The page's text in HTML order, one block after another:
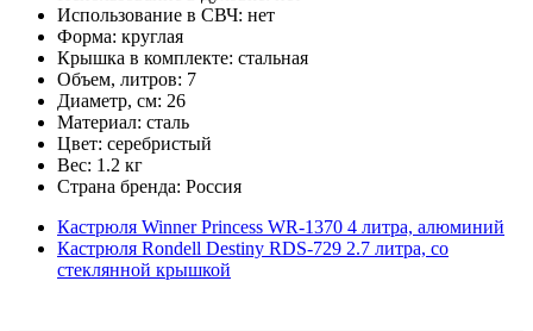
Использование в СВЧ: нет
Форма: круглая
Крышка в комплекте: стальная
Объем, литров: 7
Диаметр, см: 26
Материал: сталь
Цвет: серебристый
Вес: 1.2 кг
Страна бренда: Россия
Кастрюля Winner Princess WR-1370 4 литра, алюминий
Кастрюля Rondell Destiny RDS-729 2.7 литра, со
стеклянной крышкой